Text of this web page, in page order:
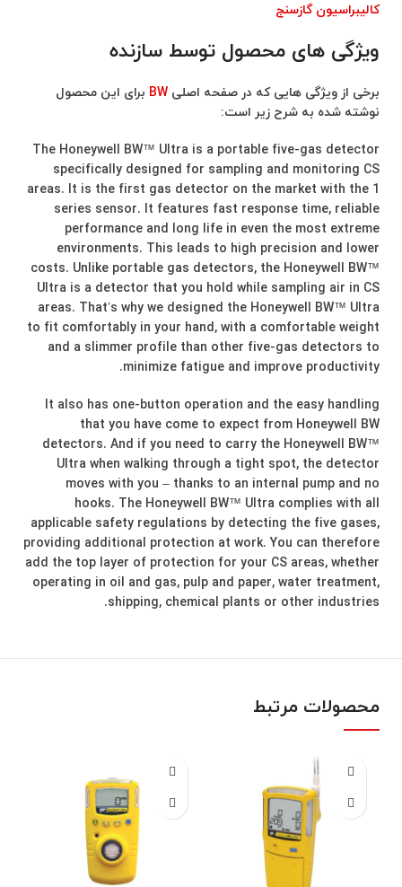
کالیبراسیون گازسنج
ویژگی های محصول توسط سازنده
برخی از ویژگی هایی که در صفحه اصلی BW برای این محصول
نوشته شده به شرح زیر است:
The Honeywell BW™ Ultra is a portable five-gas detector
specifically designed for sampling and monitoring CS
areas. It is the first gas detector on the market with the 1
series sensor. It features fast response time, reliable
performance and long life in even the most extreme
environments. This leads to high precision and lower
costs. Unlike portable gas detectors, the Honeywell BW™
Ultra is a detector that you hold while sampling air in CS
areas. That’s why we designed the Honeywell BW™ Ultra
to fit comfortably in your hand, with a comfortable weight
and a slimmer profile than other five-gas detectors to
minimize fatigue and improve productivity.
It also has one-button operation and the easy handling
that you have come to expect from Honeywell BW
detectors. And if you need to carry the Honeywell BW™
Ultra when walking through a tight spot, the detector
moves with you – thanks to an internal pump and no
hooks. The Honeywell BW™ Ultra complies with all
applicable safety regulations by detecting the five gases,
providing additional protection at work. You can therefore
add the top layer of protection for your CS areas, whether
operating in oil and gas, pulp and paper, water treatment,
shipping, chemical plants or other industries.
محصولات مرتبط